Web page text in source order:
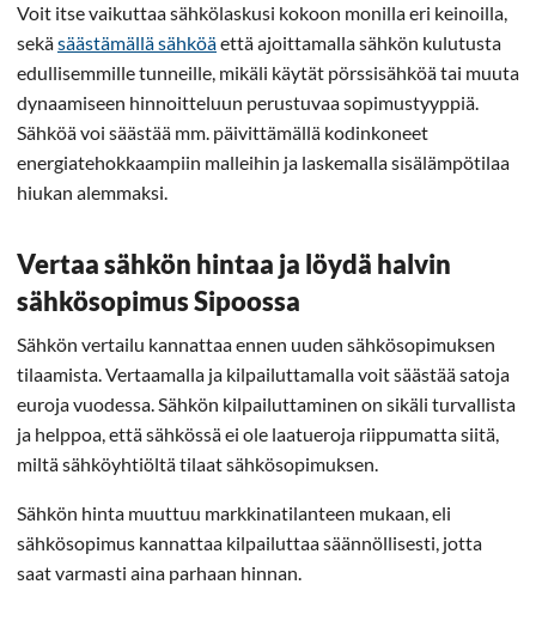
Voit itse vaikuttaa sähkölaskusi kokoon monilla eri keinoilla,
sekäsäästämällä sähköäettä ajoittamalla sähkön kulutusta
edullisemmille tunneille, mikäli käytät pörssisähköä tai muuta
dynaamiseen hinnoitteluun perustuvaa sopimustyyppiä.
Sähköä voi säästää mm. päivittämällä kodinkoneet
energiatehokkaampiin malleihin ja laskemalla sisälämpötilaa
hiukan alemmaksi.
Vertaa sähkön hintaa ja löydä halvin
sähkösopimus Sipoossa
Sähkön vertailu kannattaa ennen uuden sähkösopimuksen
tilaamista. Vertaamalla ja kilpailuttamalla voit säästää satoja
euroja vuodessa. Sähkön kilpailuttaminen on sikäli turvallista
ja helppoa, että sähkössä ei ole laatueroja riippumatta siitä,
miltä sähköyhtiöltä tilaat sähkösopimuksen.
Sähkön hinta muuttuu markkinatilanteen mukaan, eli
sähkösopimus kannattaa kilpailuttaa säännöllisesti, jotta
saat varmasti aina parhaan hinnan.